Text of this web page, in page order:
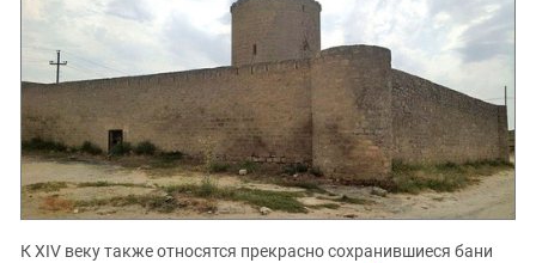
К XIV веку также относятся прекрасно сохранившиеся бани